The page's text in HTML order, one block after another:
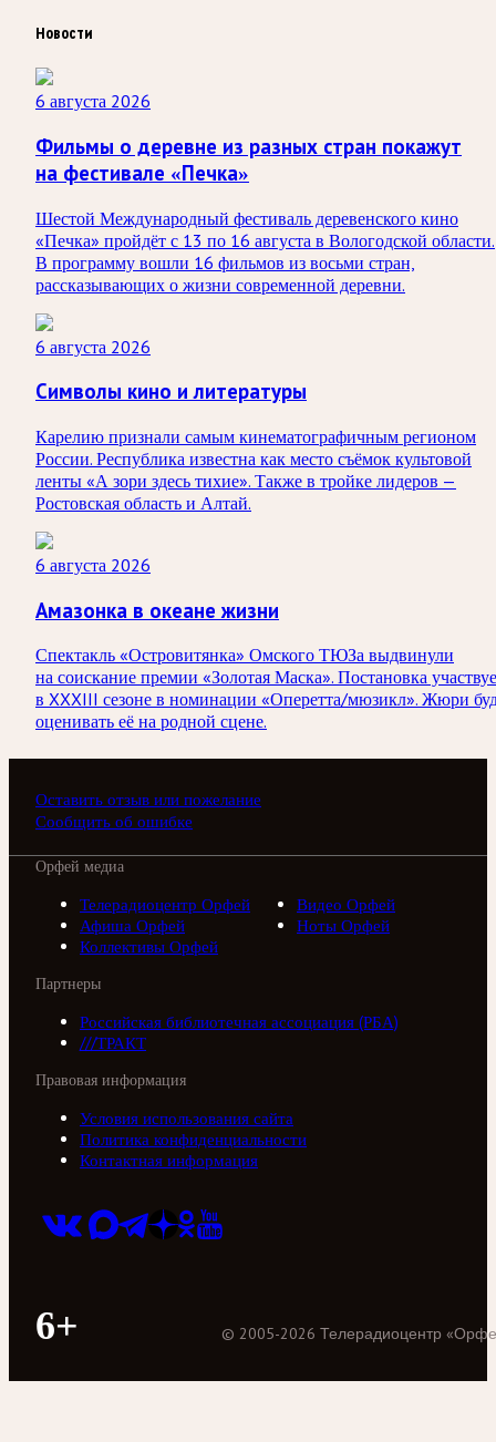
Новости
6 августа 2026
Фильмы о деревне из разных стран покажут
на фестивале «Печка»
Шестой Международный фестиваль деревенского кино
«Печка» пройдёт с 13 по 16 августа в Вологодской области.
В программу вошли 16 фильмов из восьми стран,
рассказывающих о жизни современной деревни.
6 августа 2026
Символы кино и литературы
Карелию признали самым кинематографичным регионом
России. Республика известна как место съёмок культовой
ленты «А зори здесь тихие». Также в тройке лидеров —
Ростовская область и Алтай.
6 августа 2026
Амазонка в океане жизни
Спектакль «Островитянка» Омского ТЮЗа выдвинули
на соискание премии «Золотая Маска». Постановка
в XXXIII сезоне в номинации «Оперетта/мюзикл». Жюри
оценивать её на родной сцене.
Оставить отзыв или пожелание
Сообщить об ошибке
Орфей медиа
Телерадиоцентр Орфей
Видео Орфей
Афиша Орфей
Ноты Орфей
Коллективы Орфей
Партнеры
Российская библиотечная ассоциация (РБА)
///ТРАКТ
Правовая информация
Условия использования сайта
Политика конфиденциальности
Контактная информация
6+ © 2005-2026 Телерадиоцентр